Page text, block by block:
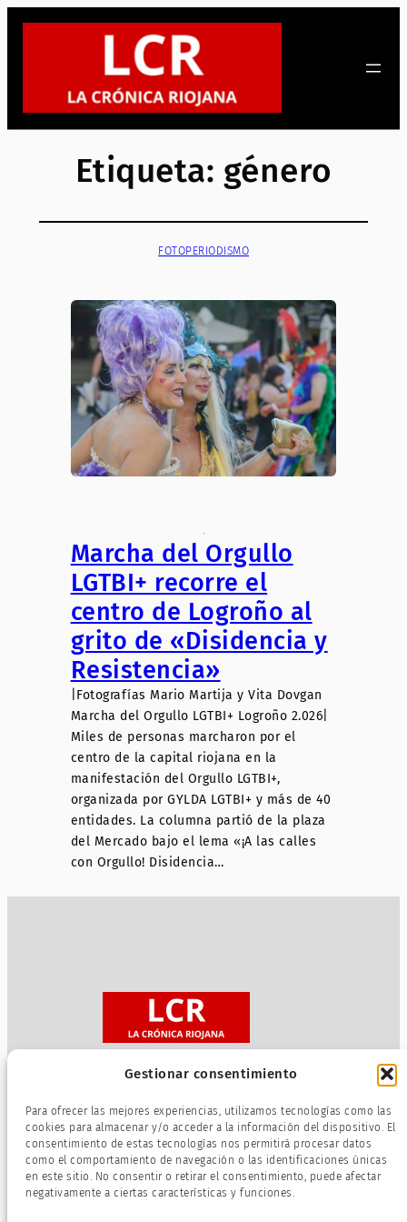
Gestionar consentimiento
Para ofrecer las mejores experiencias, utilizamos tecnologías como las
cookies para almacenar y/o acceder a la información del dispositivo. El
consentimiento de estas tecnologías nos permitirá procesar datos
como el comportamiento de navegación o las identificaciones únicas
en este sitio. No consentir o retirar el consentimiento, puede afectar
negativamente a ciertas características y funciones.
Saltar
Etiqueta: género
FOTOPERIODISMO
.
Marcha del Orgullo
LGTBI+ recorre el
centro de Logroño al
grito de «Disidencia y
Resistencia»
|Fotografías Mario Martija y Vita Dovgan
Marcha del Orgullo LGTBI+ Logroño 2.026|
Miles de personas marcharon por el
centro de la capital riojana en la
manifestación del Orgullo LGTBI+,
organizada por GYLDA LGTBI+ y más de 40
entidades. La columna partió de la plaza
del Mercado bajo el lema «¡A las calles
con Orgullo! Disidencia…
Política de privacidad
Términos de servicio
Política de cookies